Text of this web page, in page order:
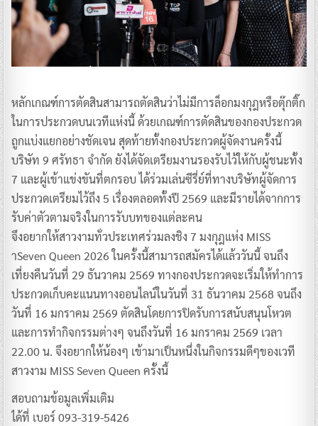
หลักเกณฑ์การตัดสินสามารถตัดสินว่าไม่มีการล็อกมงกุฎหรือตุ๊กติ๊ก
ในการประกวดบนเวทีแห่งนี้ ด้วยเกณฑ์การตัดสินของกองประกวด
ถูกแบ่งแยกอย่างชัดเจน สุดท้ายทั้งกองประกวดผู้จัดงานครั้งนี้
บริษัท 9 ศรัทธา จำกัด ยังได้จัดเตรียมงานรองรับไว้ให้กับผู้ชนะทั้ง
7 และผู้เข้าแข่งขันที่ตกรอบ ได้ร่วมเล่นซีรี่ย์ที่ทางบริษัทผู้จัดการ
ประกวดเตรียมไว้ถึง 5 เรื่องตลอดทั้งปี 2569 และมีรายได้จากการ
รับค่าตัวตามจริงในการรับบทของแต่ละคน
จึงอยากให้สาวงามทั่วประเทศร่วมลงชิง 7 มงกุฎแห่ง MISS
าSeven Queen 2026 ในครั้งนี้สามารถสมัครได้แล้ววันนี้ จนถึง
เที่ยงคืนวันที่ 29 ธันวาคม 2569 ทางกองประกวดจะเริ่มให้ทำการ
ประกวดเก็บคะแนนทางออนไลน์ในวันที่ 31 ธันวาคม 2568 จนถึง
วันที่ 16 มกราคม 2569 ตัดสินโดยการปิดรับการสนับสนุนโหวต
และการทำกิจกรรมต่างๆ จนถึงวันที่ 16 มกราคม 2569 เวลา
22.00 น. จึงอยากให้น้องๆ เข้ามาเป็นหนึ่งในกิจกรรมดีๆของเวที
สาวงาม MISS Seven Queen ครั้งนี้
สอบถามข้อมูลเพิ่มเติม
ได้ที่ เบอร์ 093-319-5426